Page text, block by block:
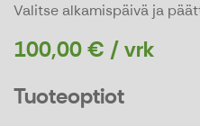
Valitse alkamispäivä ja
100,00 € / vrk
Tuoteoptiot